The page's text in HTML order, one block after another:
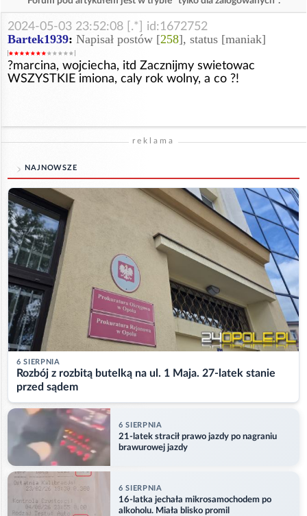
2024-05-03 23:52:08 [.*] id:1672752
Bartek1939: Napisał postów [258], status [maniak]
?marcina, wojciecha, itd Zacznijmy swietowac
WSZYSTKIE imiona, caly rok wolny, a co ?!
reklama
NAJNOWSZE
6 SIERPNIA
Rozbój z rozbitą butelką na ul. 1 Maja. 27-latek stanie
przed sądem
6 SIERPNIA
21-latek stracił prawo jazdy po nagraniu
brawurowej jazdy
6 SIERPNIA
16-latka jechała mikrosamochodem po
alkoholu. Miała blisko promil